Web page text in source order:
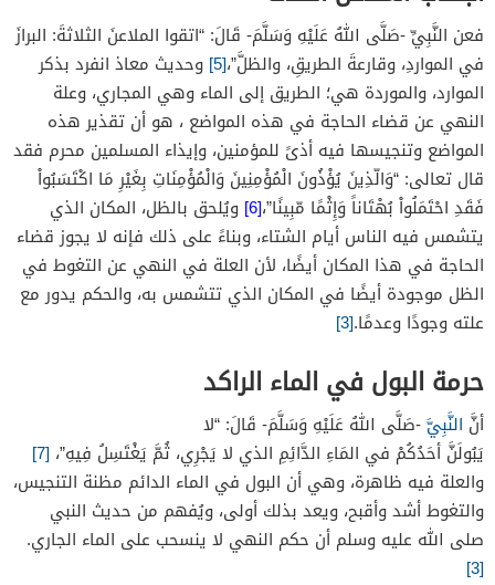
فعن النَّبِيِّ -صَلَّى اللهُ عَلَيْهِ وَسَلَّمَ- قَالَ: “اتقوا الملاعنَ الثلاثةَ: البرازَ
في المواردِ، وقارعةَ الطريقِ، والظلَّ”،[5]
وحديث معاذ انفرد بذكر
الموارد، والموردة هي؛ الطريق إلى الماء وهي المجاري، وعلة
النهي عن قضاء الحاجة في هذه المواضع ، هو أن تقذير هذه
المواضع وتنجيسها فيه أذىً للمؤمنين، وإيذاء المسلمين محرم فقد
قال تعالى: “وَالّذِينَ يُؤْذُونَ الْمُؤْمِنِينَ وَالْمُؤْمِنَاتِ بِغَيْرِ مَا اكْتَسَبُواْ
فَقَدِ احْتَمَلُواْ بُهْتَاناً وَإِثْمًا مّبِينًا”،[6] ويُلحق بالظل، المكان الذي
يتشمس فيه الناس أيام الشتاء، وبناءً على ذلك فإنه لا يجوز قضاء
الحاجة في هذا المكان أيضًا، لأن العلة في النهي عن التغوط في
الظل موجودة أيضًا في المكان الذي تتشمس به، والحكم يدور مع
علته وجودًا وعدمًا.[3]
حرمة البول في الماء الراكد
أنَّ النَّبِيَّ-صَلَّى اللهُ عَلَيْهِ وَسَلَّمَ- قَالَ: “لا
يَبُولَنَّ أحَدُكُمْ في المَاءِ الدَّائِمِ الذي لا يَجْرِي، ثُمَّ يَغْتَسِلُ فِيهِ”، [7]
والعلة فيه ظاهرة، وهي أن البول في الماء الدائم مظنة التنجيس،
والتغوط أشد وأقبح، ويعد بذلك أولى، ويُفهم من حديث النبي
صلى الله عليه وسلم أن حكم النهي لا ينسحب على الماء الجاري.
[3]